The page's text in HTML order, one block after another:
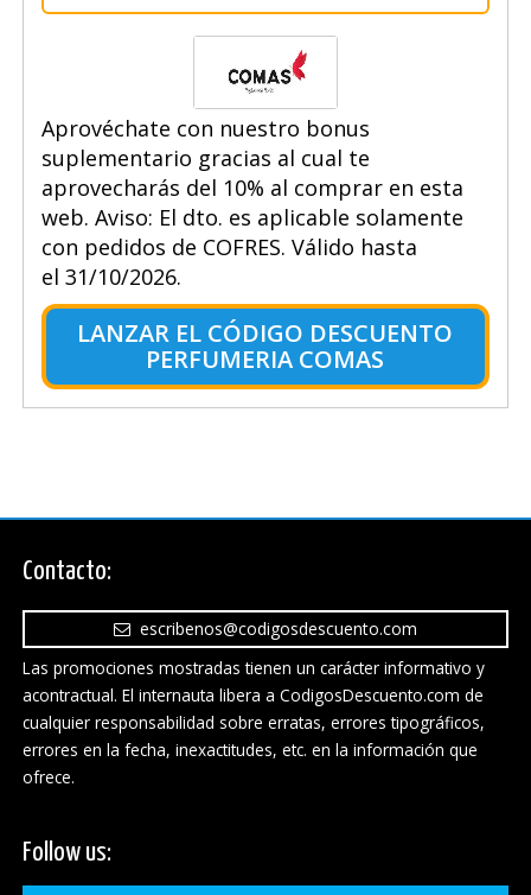
Aprovéchate con nuestro bonus
suplementario gracias al cual te
aprovecharás del 10% al comprar en esta
web. Aviso: El dto. es aplicable solamente
con pedidos de COFRES. Válido hasta
el 31/10/2026.
LANZAR EL CÓDIGO DESCUENTO
PERFUMERIA COMAS
Contacto:
escribenos@codigosdescuento.com
Las promociones mostradas tienen un carácter informativo y
acontractual. El internauta libera a CodigosDescuento.com de
cualquier responsabilidad sobre erratas, errores tipográficos,
errores en la fecha, inexactitudes, etc. en la información que
ofrece.
Follow us: